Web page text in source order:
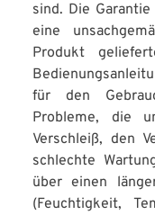
sind. Die
eine
Produkt
für den
Probleme, die
Verschleiß, den
schlechte
über einen
(Feuchtigkeit,